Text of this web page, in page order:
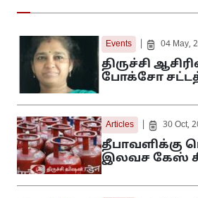
Events 04 May,
திருச்சி
போக்சோ
Articles 30 Oct,
தீபாவளிக்கு
இலவச கேஸ்